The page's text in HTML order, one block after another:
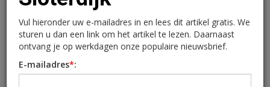
verhuist naar nieuw
hoofdkantoor op
Sloterdijk
Vul hieronder uw e-mailadres in en lees dit artikel gratis. We
sturen u dan een link om het artikel te lezen. Daarnaast
ontvang je op werkdagen onze populaire nieuwsbrief.
E-mailadres*: